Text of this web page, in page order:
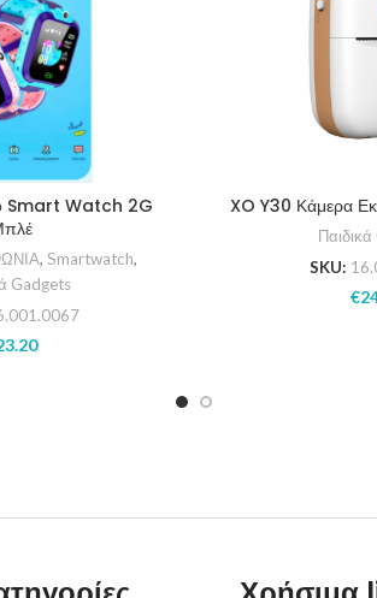
Smart Watch 2G
, Smartwatch,
Gadgets
XO Y30 Κάμερα
SKU:
€